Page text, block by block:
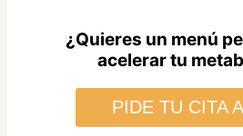
¿Quieres un menú
acelerar tu
PIDE TU CITA